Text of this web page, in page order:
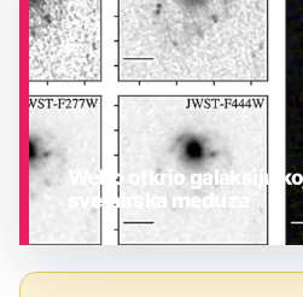
Webb otkrio galaksiju
svemirska meduza